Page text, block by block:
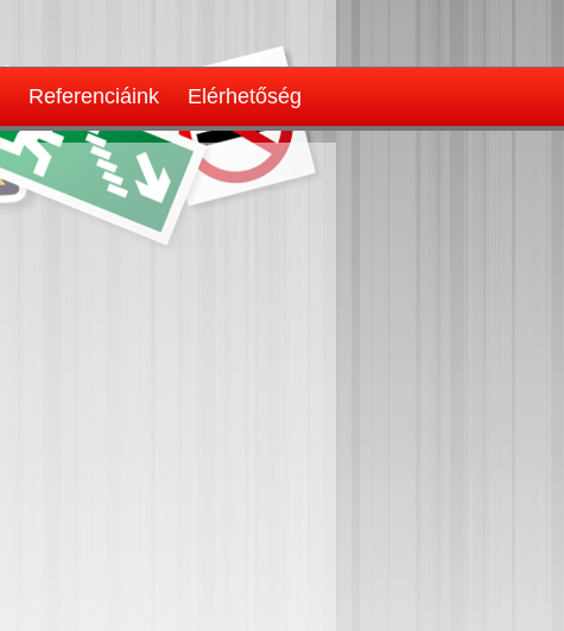
Referenciáink Elérhetőség